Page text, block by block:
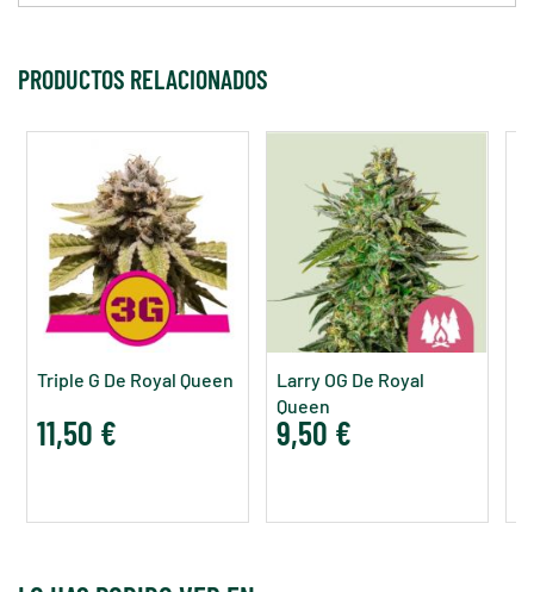
PRODUCTOS RELACIONADOS
Triple G De Royal Queen
11,50 €
Larry OG De Royal
Queen
9,50 €